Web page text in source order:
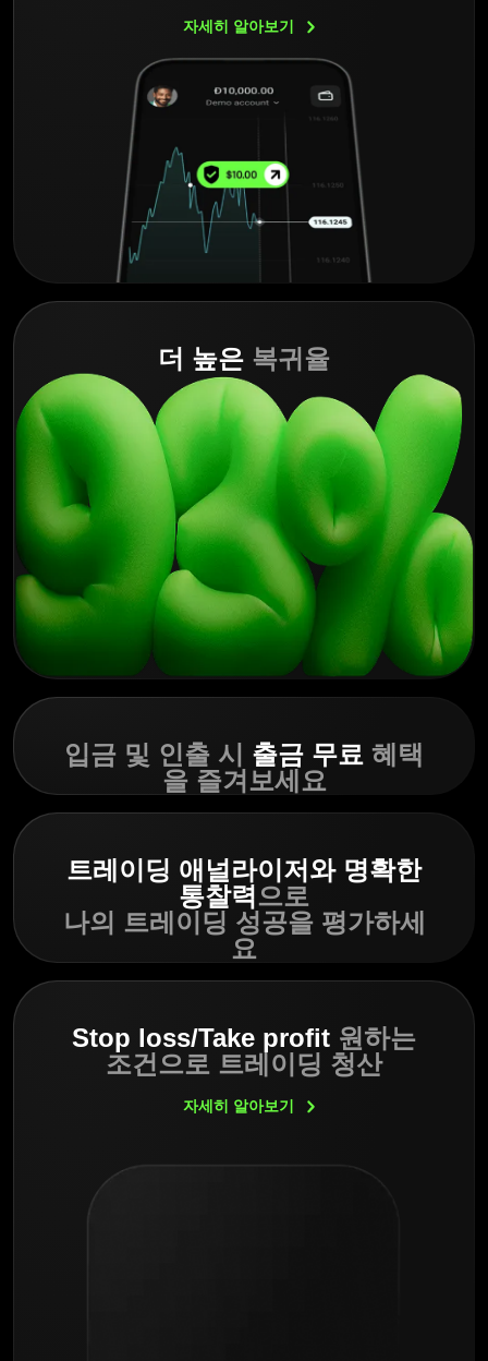
자세히 알아보기
더 높은 복귀율
입금 및 인출 시 출금 무료 혜택
을 즐겨보세요
트레이딩 애널라이저와 명확한
통찰력으로
나의 트레이딩 성공을 평가하세
요
Stop loss/Take profit 원하는
조건으로 트레이딩 청산
자세히 알아보기